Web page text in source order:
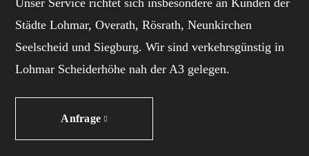
Unser Service richtet sich insbesondere an Kunden der
Städte Lohmar, Overath, Rösrath, Neunkirchen
Seelscheid und Siegburg. Wir sind verkehrsgünstig in
Lohmar Scheiderhöhe nah der A3 gelegen.
Anfrage